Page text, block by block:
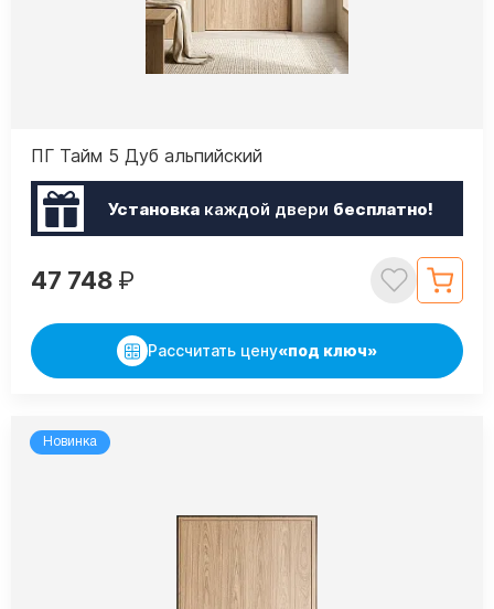
ПГ Тайм 5 Дуб альпийский
Установкакаждой двери бесплатно!
47 748 ₽
Рассчитать цену«под ключ»
Новинка